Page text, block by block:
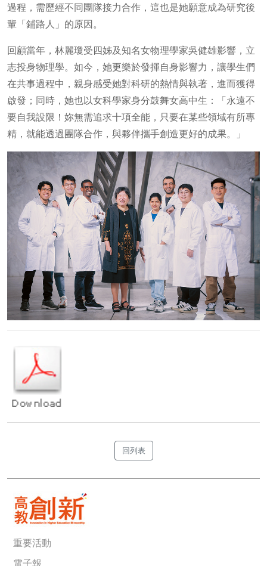
過程，需歷經不同團隊接力合作，這也是她願意成為研究後
輩「鋪路人」的原因。
回顧當年，林麗瓊受四姊及知名女物理學家吳健雄影響，立
志投身物理學。如今，她更樂於發揮自身影響力，讓學生們
在共事過程中，親身感受她對科研的熱情與執著，進而獲得
啟發；同時，她也以女科學家身分鼓舞女高中生：「永遠不
要自我設限！妳無需追求十項全能，只要在某些領域有所專
精，就能透過團隊合作，與夥伴攜手創造更好的成果。」
回列表
重要活動
電子報